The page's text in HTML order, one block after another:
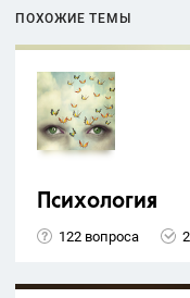
ПОХОЖИЕ ТЕМЫ
Психология
122 вопроса